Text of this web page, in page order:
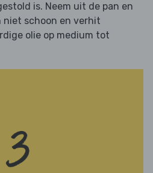
is. Neem uit de pan en
niet schoon en verhit
olie op medium tot